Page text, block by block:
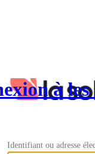
à
Identifiant ou adresse